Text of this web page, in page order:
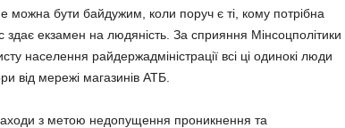
бути байдужим, коли поруч є ті, кому потрібна
екзамен на людяність. За сприяння Мінсоцполітики
населення рай­держадмі­ністрації всі ці одинокі люди
від мережі магазинів АТБ.
з метою недопущення проникнен­ня та